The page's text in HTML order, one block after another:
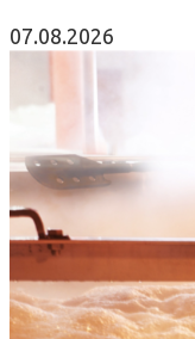
07.08.2026